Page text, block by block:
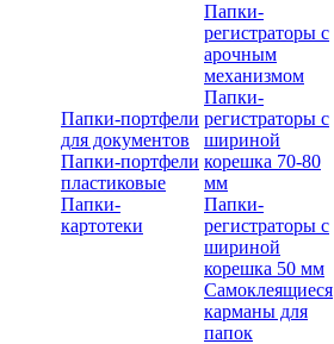
Папки-портфели
для документов
Папки-портфели
пластиковые
Папки-
картотеки
Папки-
регистраторы с
арочным
механизмом
Папки-
регистраторы с
шириной
корешка 70-80
мм
Папки-
регистраторы с
шириной
корешка 50 мм
Самоклеящиеся
карманы для
папок